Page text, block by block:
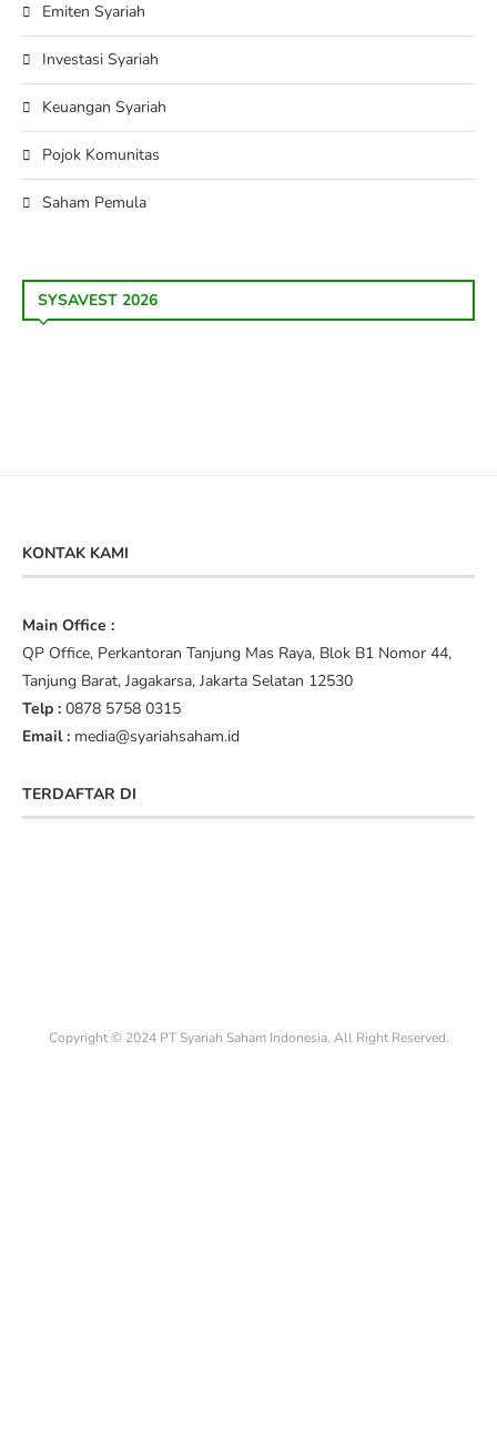
Emiten Syariah
Investasi Syariah
Keuangan Syariah
Pojok Komunitas
Saham Pemula
SYSAVEST 2026
KONTAK KAMI
Main Office :
QP Office, Perkantoran Tanjung Mas Raya, Blok B1 Nomor 44,
Tanjung Barat, Jagakarsa, Jakarta Selatan 12530
Telp : 0878 5758 0315
Email : media@syariahsaham.id
TERDAFTAR DI
Copyright © 2024 PT Syariah Saham Indonesia. All Right Reserved.